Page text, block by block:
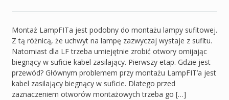
Montaż LampFITa jest podobny do montażu lampy sufitowej.
Z tą różnicą, że uchwyt na lampę zazwyczaj wystaje z sufitu.
Natomiast dla LF trzeba umiejętnie zrobić otwory omijając
biegnący w suficie kabel zasilający. Pierwszy etap. Gdzie jest
przewód? Głównym problemem przy montażu LampFIT’a jest
kabel zasilający biegnący w suficie. Dlatego przed
zaznaczeniem otworów montażowych trzeba go […]